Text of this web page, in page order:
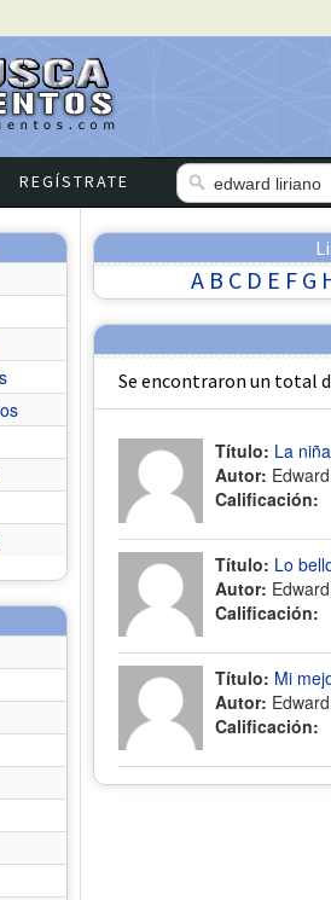
REGÍSTRATE
A B C D E F G
Se encontraron un total
Título: La
Autor:
Calificación:
Título: Lo
Autor:
Calificación:
Título: Mi
Autor:
Calificación: